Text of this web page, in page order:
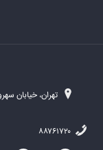
تهران، خیابان